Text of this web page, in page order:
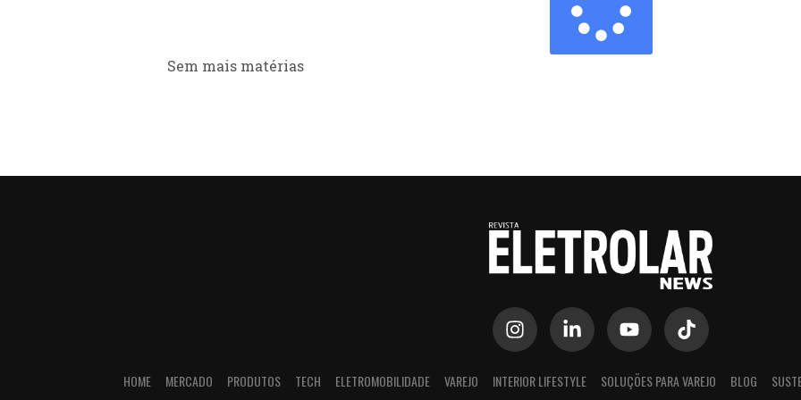
Sem mais matérias
HOME MERCADO PRODUTOS TECH ELETROMOBILIDADE VAREJO INTERIOR LIFESTYLE SOLUÇÕES PARA VAREJO BLOG